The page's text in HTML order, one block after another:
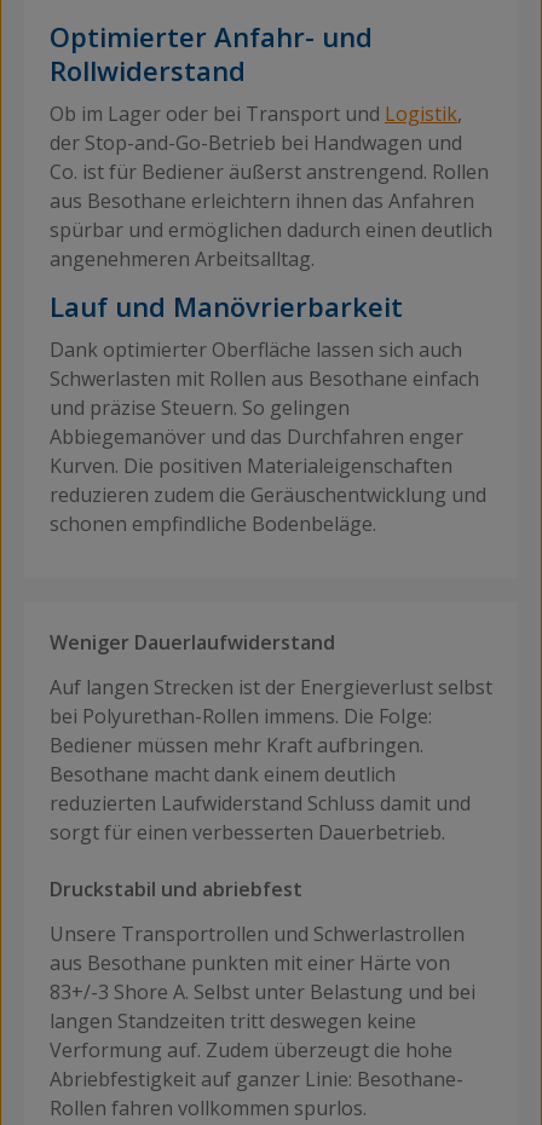
Optimierter Anfahr- und
Rollwiderstand
Ob im Lager oder bei Transport und Logistik,
der Stop-and-Go-Betrieb bei Handwagen und
Co. ist für Bediener äußerst anstrengend. Rollen
aus Besothane erleichtern ihnen das Anfahren
spürbar und ermöglichen dadurch einen deutlich
angenehmeren Arbeitsalltag.
Lauf und Manövrierbarkeit
Dank optimierter Oberfläche lassen sich auch
Schwerlasten mit Rollen aus Besothane einfach
und präzise Steuern. So gelingen
Abbiegemanöver und das Durchfahren enger
Kurven. Die positiven Materialeigenschaften
reduzieren zudem die Geräuschentwicklung und
schonen empfindliche Bodenbeläge.
Weniger Dauerlaufwiderstand
Auf langen Strecken ist der Energieverlust selbst
bei Polyurethan-Rollen immens. Die Folge:
Bediener müssen mehr Kraft aufbringen.
Besothane macht dank einem deutlich
reduzierten Laufwiderstand Schluss damit und
sorgt für einen verbesserten Dauerbetrieb.
Druckstabil und abriebfest
Unsere Transportrollen und Schwerlastrollen
aus Besothane punkten mit einer Härte von
83+/-3 Shore A. Selbst unter Belastung und bei
langen Standzeiten tritt deswegen keine
Verformung auf. Zudem überzeugt die hohe
Abriebfestigkeit auf ganzer Linie: Besothane-
Rollen fahren vollkommen spurlos.